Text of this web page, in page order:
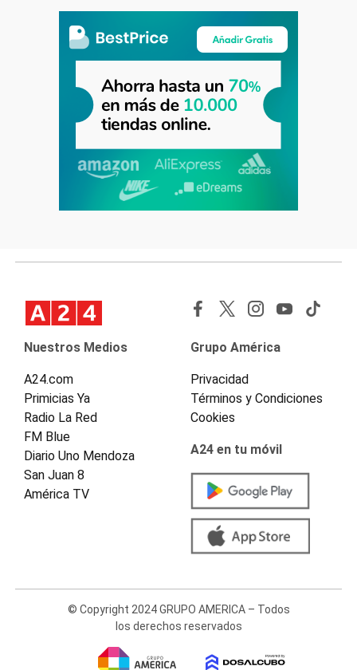
Nuestros Medios
A24.com
Primicias Ya
Radio La Red
FM Blue
Diario Uno Mendoza
San Juan 8
América TV
Grupo América
Privacidad
Términos y Condiciones
Cookies
A24 en tu móvil
© Copyright 2024 GRUPO AMERICA – Todos
los derechos reservados